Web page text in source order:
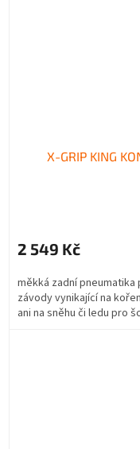
X-GRIP KING
2 549 Kč
měkká zadní
závody vynikající na
ani na sněhu či ledu pro